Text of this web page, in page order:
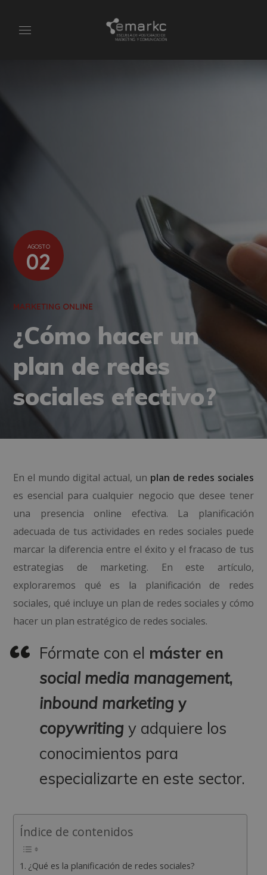
AGOSTO
02
MARKETING ONLINE
¿Cómo hacer un
plan de redes
sociales efectivo?
En el mundo digital actual, un plan de redes sociales
es esencial para cualquier negocio que desee tener
una presencia online efectiva. La planificación
adecuada de tus actividades en redes sociales puede
marcar la diferencia entre el éxito y el fracaso de tus
estrategias de marketing. En este artículo,
exploraremos qué es la planificación de redes
sociales, qué incluye un plan de redes sociales y cómo
hacer un plan estratégico de redes sociales.
Fórmate con el máster en
social media management,
inbound marketing y
copywritingy adquiere los
conocimientos para
especializarte en este sector.
Índice de contenidos
¿Qué es la planificación de redes sociales?